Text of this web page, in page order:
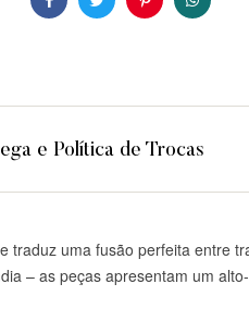
FacebookTwitterPinterest
e Política de Trocas
uma fusão perfeita entre
– as peças apresentam um